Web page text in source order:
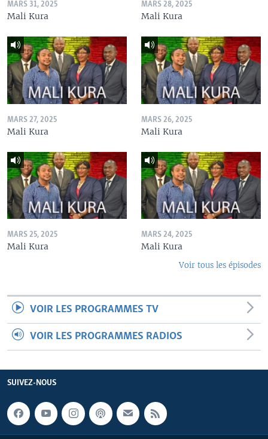
MARS 31, 2025
Mali Kura
MARS 28, 2025
Mali Kura
MARS 27, 2025
Mali Kura
MARS 26, 2025
Mali Kura
MARS 25, 2025
Mali Kura
MARS 24, 2025
Mali Kura
Voir tous les épisodes
VOIR LES PROGRAMMES TV
VOIR LES PROGRAMMES RADIOS
SUIVEZ-NOUS